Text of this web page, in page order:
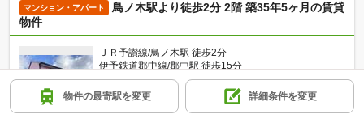
マンション・アパート
鳥ノ木駅より徒歩2分 2階 築35年5ヶ月の賃貸
物件
ＪＲ予讃線/鳥ノ木駅 徒歩2分
伊予鉄道郡中線/郡中駅 徒歩15分
伊予鉄道郡中線/新川駅 徒歩19分
愛媛県伊予市下吾川
総階数 2階建 築年数 35年5ヶ月
物件の最寄駅を変更 詳細条件を変更